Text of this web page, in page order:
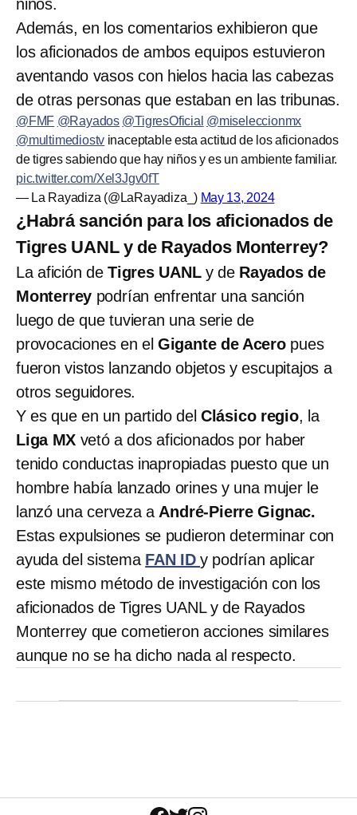
niños.
Además, en los comentarios exhibieron que
los aficionados de ambos equipos estuvieron
aventando vasos con hielos hacia las cabezas
de otras personas que estaban en las tribunas.
@FMF @Rayados @TigresOficial @miseleccionmx
@multimediostv inaceptable esta actitud de los aficionados
de tigres sabiendo que hay niños y es un ambiente familiar.
pic.twitter.com/Xel3Jgv0fT
— La Rayadiza (@LaRayadiza_) May 13, 2024
¿Habrá sanción para los aficionados de
Tigres UANL y de Rayados Monterrey?
La afición de Tigres UANLy de Rayados de
Monterrey podrían enfrentar una sanción
luego de que tuvieran una serie de
provocaciones en el Gigante de Acero pues
fueron vistos lanzando objetos y escupitajos a
otros seguidores.
Y es que en un partido del Clásico regio, la
Liga MX vetó a dos aficionados por haber
tenido conductas inapropiadas puesto que un
hombre había lanzado orines y una mujer le
lanzó una cerveza a André-Pierre Gignac.
Estas expulsiones se pudieron determinar con
ayuda del sistema FAN IDy podrían aplicar
este mismo método de investigación con los
aficionados de Tigres UANL y de Rayados
Monterrey que cometieron acciones similares
aunque no se ha dicho nada al respecto.